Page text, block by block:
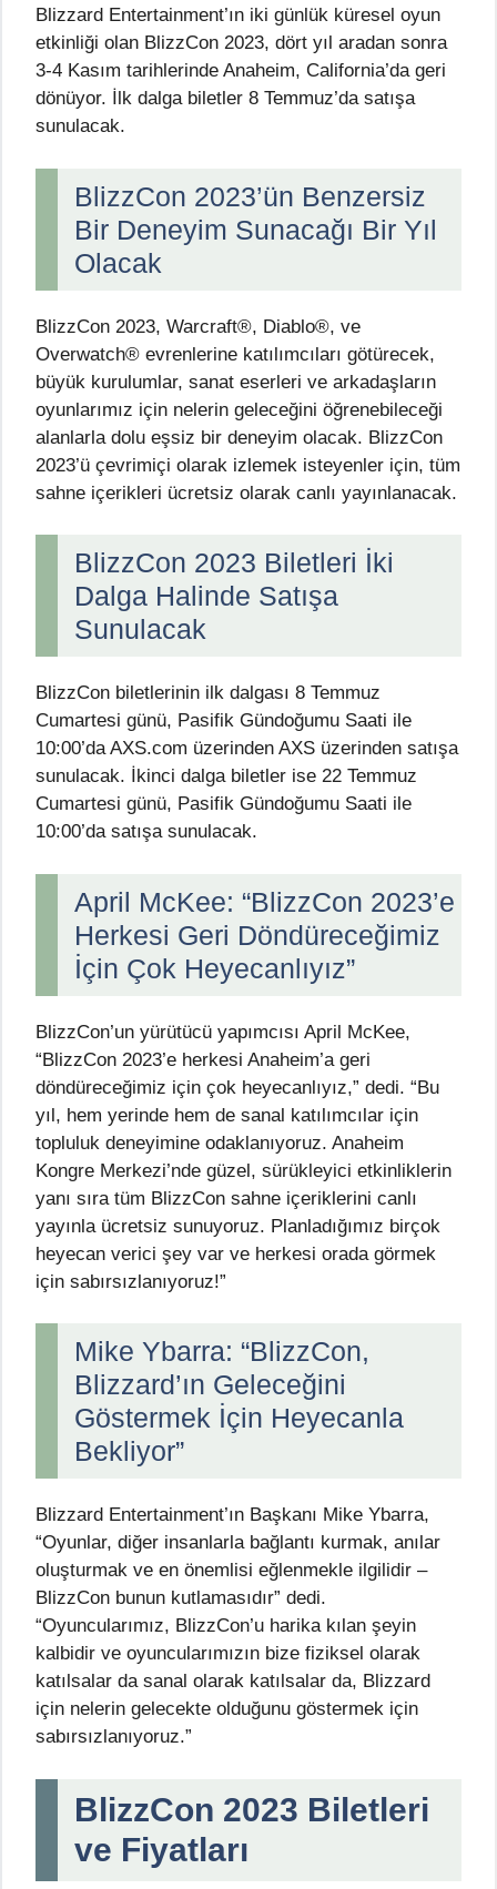
Blizzard Entertainment’ın iki günlük küresel oyun
etkinliği olan BlizzCon 2023, dört yıl aradan sonra
3-4 Kasım tarihlerinde Anaheim, California’da geri
dönüyor. İlk dalga biletler 8 Temmuz’da satışa
sunulacak.
BlizzCon 2023’ün Benzersiz
Bir Deneyim Sunacağı Bir Yıl
Olacak
BlizzCon 2023, Warcraft®, Diablo®, ve
Overwatch® evrenlerine katılımcıları götürecek,
büyük kurulumlar, sanat eserleri ve arkadaşların
oyunlarımız için nelerin geleceğini öğrenebileceği
alanlarla dolu eşsiz bir deneyim olacak. BlizzCon
2023’ü çevrimiçi olarak izlemek isteyenler için, tüm
sahne içerikleri ücretsiz olarak canlı yayınlanacak.
BlizzCon 2023 Biletleri İki
Dalga Halinde Satışa
Sunulacak
BlizzCon biletlerinin ilk dalgası 8 Temmuz
Cumartesi günü, Pasifik Gündoğumu Saati ile
10:00’da AXS.com üzerinden AXS üzerinden satışa
sunulacak. İkinci dalga biletler ise 22 Temmuz
Cumartesi günü, Pasifik Gündoğumu Saati ile
10:00’da satışa sunulacak.
April McKee: “BlizzCon 2023’e
Herkesi Geri Döndüreceğimiz
İçin Çok Heyecanlıyız”
BlizzCon’un yürütücü yapımcısı April McKee,
“BlizzCon 2023’e herkesi Anaheim’a geri
döndüreceğimiz için çok heyecanlıyız,” dedi. “Bu
yıl, hem yerinde hem de sanal katılımcılar için
topluluk deneyimine odaklanıyoruz. Anaheim
Kongre Merkezi’nde güzel, sürükleyici etkinliklerin
yanı sıra tüm BlizzCon sahne içeriklerini canlı
yayınla ücretsiz sunuyoruz. Planladığımız birçok
heyecan verici şey var ve herkesi orada görmek
için sabırsızlanıyoruz!”
Mike Ybarra: “BlizzCon,
Blizzard’ın Geleceğini
Göstermek İçin Heyecanla
Bekliyor”
Blizzard Entertainment’ın Başkanı Mike Ybarra,
“Oyunlar, diğer insanlarla bağlantı kurmak, anılar
oluşturmak ve en önemlisi eğlenmekle ilgilidir –
BlizzCon bunun kutlamasıdır” dedi.
“Oyuncularımız, BlizzCon’u harika kılan şeyin
kalbidir ve oyuncularımızın bize fiziksel olarak
katılsalar da sanal olarak katılsalar da, Blizzard
için nelerin gelecekte olduğunu göstermek için
sabırsızlanıyoruz.”
BlizzCon 2023 Biletleri
ve Fiyatları